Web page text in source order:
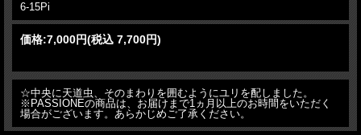
6-15Pi
価格:7,000円(税込 7,700円)
☆中央に天道虫、そのまわりを囲むようにユリを配しました。
※PASSIONEの商品は、お届けまで1ヵ月以上のお時間をいただく
場合がございます。あらかじめご了承ください。